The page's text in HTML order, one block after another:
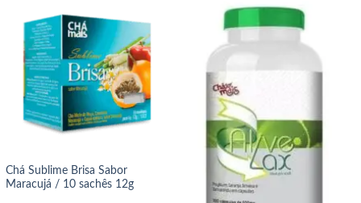
Chá Sublime Brisa Sabor
Maracujá / 10 sachês 12g